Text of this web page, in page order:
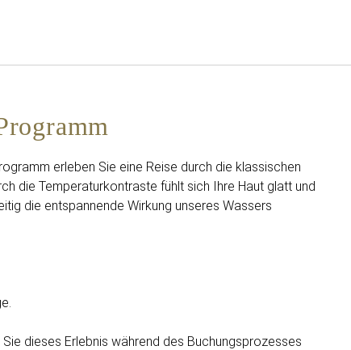
erleben Sie eine Reise durch die klassischen
die Temperaturkontraste fühlt sich Ihre Haut glatt und
die entspannende Wirkung unseres Wassers
dieses Erlebnis während des Buchungsprozesses